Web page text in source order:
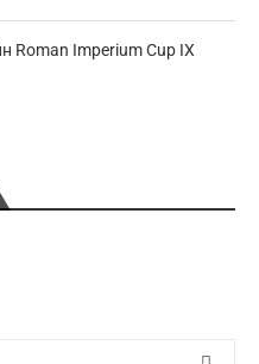
Roman Imperium Cup IX